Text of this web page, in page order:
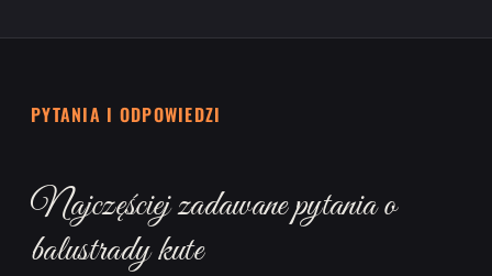
PYTANIA I ODPOWIEDZI
Najczęściej zadawane pytania o
balustrady kute